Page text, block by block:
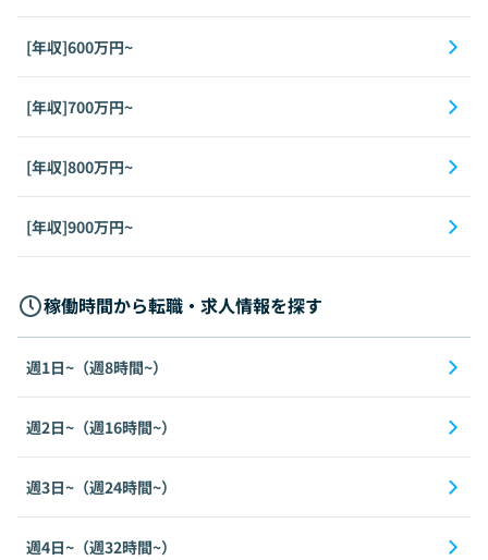
[年収]600万円~
[年収]700万円~
[年収]800万円~
[年収]900万円~
稼働時間から転職・求人情報を探す
週1日~（週8時間~）
週2日~（週16時間~）
週3日~（週24時間~）
週4日~（週32時間~）